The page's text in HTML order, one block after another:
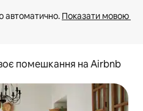
автоматично. Показати мовою
помешкання на Airbnb